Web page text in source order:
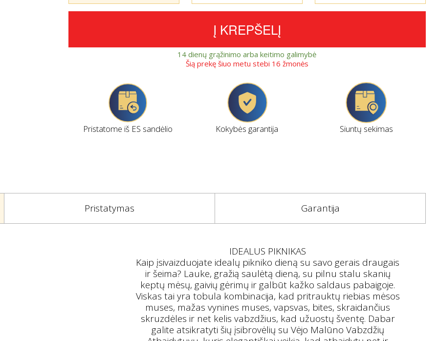
Į KREPŠELĮ
14 dienų grąžinimo arba keitimo galimybė
Šią prekę šiuo metu stebi 16 žmonės
Pristatome iš ES sandėlio Kokybės garantija Siuntų sekimas
Pristatymas Garantija
IDEALUS PIKNIKAS
Kaip įsivaizduojate idealų pikniko dieną su savo gerais draugais
ir šeima? Lauke, gražią saulėtą dieną, su pilnu stalu skanių
keptų mėsų, gaivių gėrimų ir galbūt kažko saldaus pabaigoje.
Viskas tai yra tobula kombinacija, kad pritrauktų riebias mėsos
muses, mažas vynines muses, vapsvas, bites, skraidančius
skruzdėles ir net kelis vabzdžius, kad užuostų šventę. Dabar
galite atsikratyti šių įsibrovėlių su Vėjo Malūno Vabzdžių